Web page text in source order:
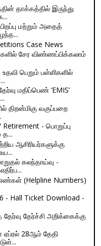
தாக்கத்தில் இருந்து
மற்றும் அதைத்
Case News
சேர விண்ணப்பிக்கலாம்
உதவி பெறும் பள்ளிகளில்
மதிப்பெண் ‘EMIS’
திறன்மிகு வகுப்பறை
- பொறுப்பு
த...
ஆசிரியர்களுக்கு
கலந்தாய்வு -
எண்கள் (Helpline Numbers)
- Hall Ticket Download -
தேர்ச்சி அறிக்கைக்கு
ஏப்ரல் 28ஆம் தேதி